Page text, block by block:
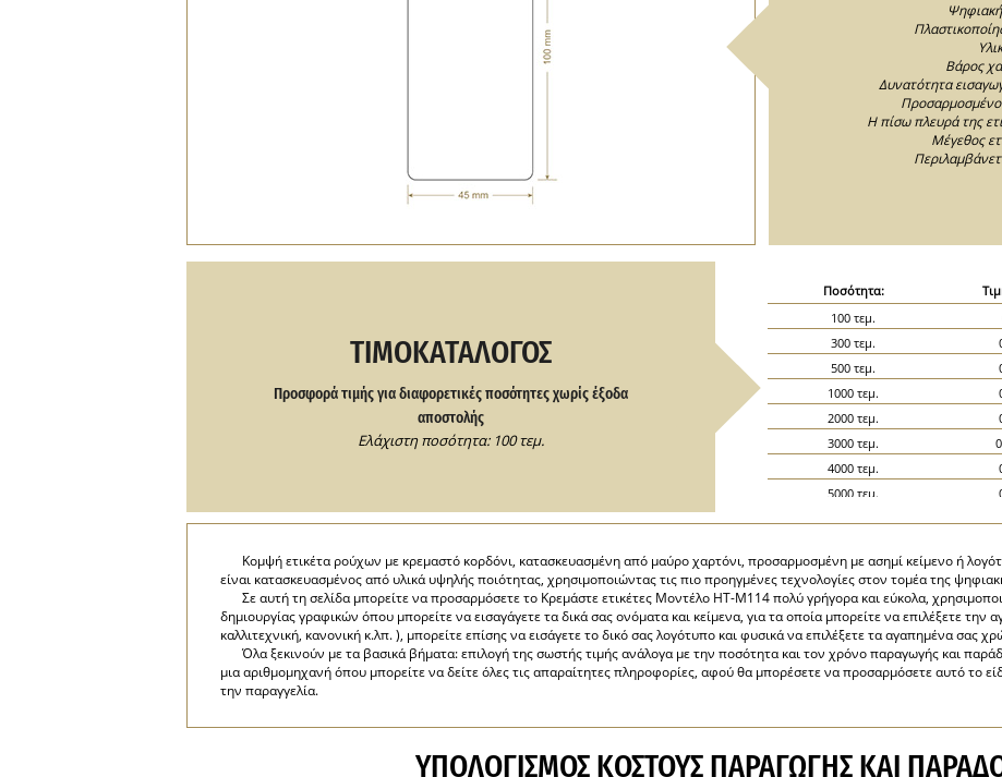
Βάρος
Δυνατότητα
Προσαρμοσμένο
Η πίσω πλευρά της
Μέγεθος
ΤΙΜΟΚΑΤΆΛΟΓΟΣ
Προσφορά τιμής για διαφορετικές ποσότητες χωρίς έξοδα
αποστολής
Ελάχιστη ποσότητα: 100 τεμ.
Ποσότητα:
100 τεμ.
300 τεμ.
500 τεμ.
1000 τεμ.
2000 τεμ.
3000 τεμ.
4000 τεμ.
5000 τεμ.
8000 τεμ.
9000 τεμ.
10000 τεμ.
15000 τεμ.
20000 τεμ.
Κομψή ετικέτα ρούχων με κρεμαστό κορδόνι, κατασκευασμένη από μαύρο χαρτόνι, προσαρμοσμένη με ασημί κείμενο ή
είναι κατασκευασμένος από υλικά υψηλής ποιότητας, χρησιμοποιώντας τις πιο προηγμένες τεχνολογίες στον τομέα της
Σε αυτή τη σελίδα μπορείτε να προσαρμόσετε το Κρεμάστε ετικέτες Μοντέλο HT-M114 πολύ γρήγορα και εύκολα,
δημιουργίας γραφικών όπου μπορείτε να εισαγάγετε τα δικά σας ονόματα και κείμενα, για τα οποία μπορείτε να επιλέξετε την
καλλιτεχνική, κανονική κ.λπ. ), μπορείτε επίσης να εισάγετε το δικό σας λογότυπο και φυσικά να επιλέξετε τα αγαπημένα σας
Όλα ξεκινούν με τα βασικά βήματα: επιλογή της σωστής τιμής ανάλογα με την ποσότητα και τον χρόνο παραγωγής και
μια αριθμομηχανή όπου μπορείτε να δείτε όλες τις απαραίτητες πληροφορίες, αφού θα μπορέσετε να προσαρμόσετε αυτό το
την παραγγελία.
ΥΠΟΛΟΓΙΣΜΌΣ ΚΌΣΤΟΥΣ ΠΑΡΑΓΩΓΉΣ ΚΑΙ